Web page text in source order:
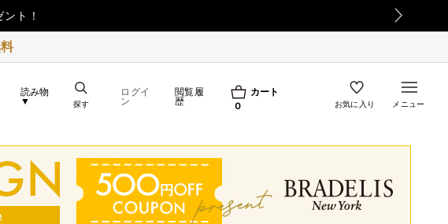
ト！
読み物
▼
ログイ
ン
閲覧履
歴
カート
0
探す お気に入り メニュー